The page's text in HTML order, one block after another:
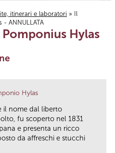
itinerari e laboratori » Il
ANNULLATA
Hylas
Hylas
il nome dal liberto
fu scoperto nel 1831
e presenta un ricco
da affreschi e stucchi